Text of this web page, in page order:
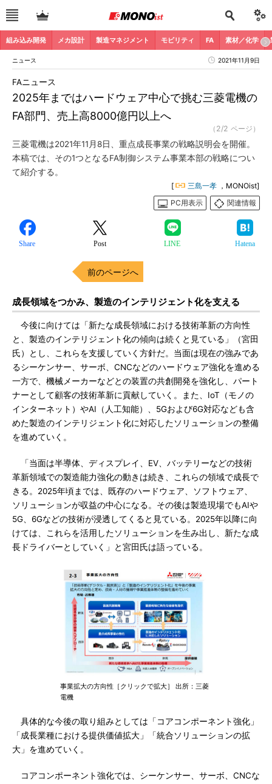
組み込み開発 メカ設計 製造マネジメント モビリティ FA 素材／化学
ニュース 2021年11月9日
2025年まではハードウェア中心で挑む三菱電機の
FA部門、売上高8000億円以上へ
FAニュース
（2/2 ページ）
三菱電機は2021年11月8日、重点成長事業の戦略説明会を開催。
本稿では、その1つとなるFA制御システム事業本部の戦略につい
て紹介する。
[ 三島一孝 ，MONOist]
PC用表示
関連情報
Share Post LINE Hatena
前のページへ
成長領域をつかみ、製造のインテリジェント化を支える
今後に向けては「新たな成長領域における技術革新の方向性
と、製造のインテリジェント化の傾向は続くと見ている」（宮田
氏）とし、これらを支援していく方針だ。当面は現在の強みであ
るシーケンサー、サーボ、CNCなどのハードウェア強化を進める
一方で、機械メーカーなどとの装置の共創開発を強化し、パート
ナーとして顧客の技術革新に貢献していく。また、IoT（モノの
インターネット）やAI（人工知能）、5Gおよび6G対応なども含
めた製造のインテリジェント化に対応したソリューションの整備
を進めていく。
「当面は半導体、ディスプレイ、EV、バッテリーなどの技術
革新領域での製造能力強化の動きは続き、これらの領域で成長で
きる。2025年頃までは、既存のハードウェア、ソフトウェア、
ソリューションが収益の中心になる。その後は製造現場でもAIや
5G、6Gなどの技術が浸透してくると見ている。2025年以降に向
けては、これらを活用したソリューションを生み出し、新たな成
長ドライバーとしていく」と宮田氏は語っている。
事業拡大の方向性［クリックで拡大］ 出所：三菱
電機
具体的な今後の取り組みとしては「コアコンポーネント強化」
「成長業種における提供価値拡大」「統合ソリューションの拡
大」を進めていく。
コアコンポーネント強化では、シーケンサー、サーボ、CNCな